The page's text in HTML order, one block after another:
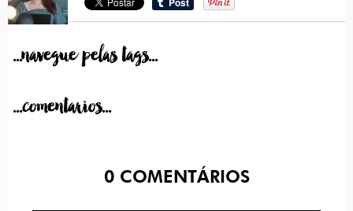
...navegue pelas tags...
...comentarios...
0COMENTÁRIOS